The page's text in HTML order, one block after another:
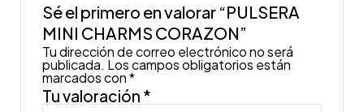
Sé el primero en valorar “PULSERA
MINI CHARMS CORAZON”
Tu dirección de correo electrónico no será
publicada. Los campos obligatorios están
marcados con*
Tu valoración *